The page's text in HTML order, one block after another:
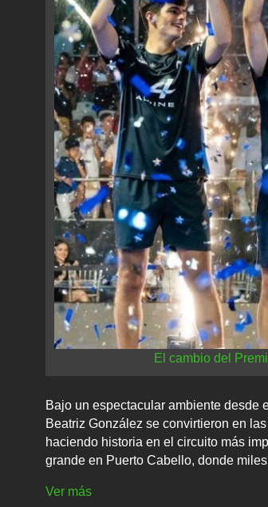
El cambio del
Bajo un espectacular ambiente desde
Beatriz González se convirtieron en
haciendo historia en el circuito más
grande en Puerto Cabello, donde
Ver más